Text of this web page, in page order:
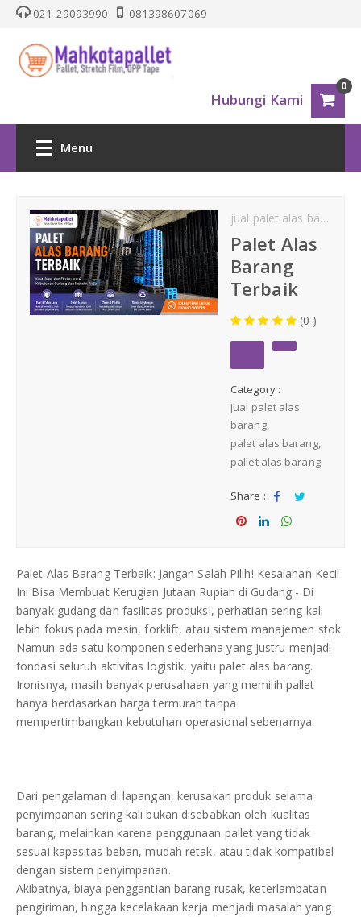
021-29093990 081398607069
Hubungi Kami
0
Menu
PALLET PLASTIK
Nestable
Stretch Film
Opp Tape
Strapping Band
Plastik PE
DAFTAR ISI
jual palet alas barang
Palet Alas
Barang
Terbaik
(0 )
Category :
jual palet alas
barang
palet alas barang
pallet alas barang
Share :
Sha Tw
Palet Alas Barang Terbaik: Jangan Salah Pilih! Kesalahan Kecil
Ini Bisa Membuat Kerugian Jutaan Rupiah di Gudang - Di
banyak gudang dan fasilitas produksi, perhatian sering kali
lebih fokus pada mesin, forklift, atau sistem manajemen stok.
Namun ada satu komponen sederhana yang justru menjadi
fondasi seluruh aktivitas logistik, yaitu palet alas barang.
Ironisnya, masih banyak perusahaan yang memilih pallet
hanya berdasarkan harga termurah tanpa
mempertimbangkan kebutuhan operasional sebenarnya.
Dari pengalaman di lapangan, kerusakan produk selama
penyimpanan sering kali bukan disebabkan oleh kualitas
barang, melainkan karena penggunaan pallet yang tidak
sesuai kapasitas beban, mudah retak, atau tidak kompatibel
dengan sistem penyimpanan.
Akibatnya, biaya penggantian barang rusak, keterlambatan
pengiriman, hingga kecelakaan kerja menjadi masalah yang